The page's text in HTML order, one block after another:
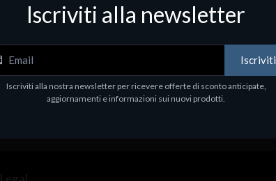
Iscriviti alla newsletter
Iscriviti
Iscriviti alla nostra newsletter per ricevere offerte di sconto anticipate,
aggiornamenti e informazioni sui nuovi prodotti.